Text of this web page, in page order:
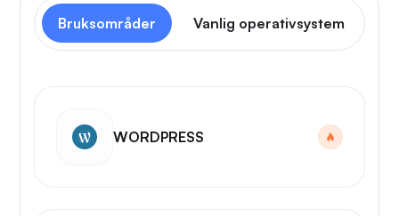
Bruksområder Vanlig operativsystem
WORDPRESS